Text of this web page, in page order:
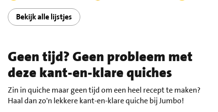
Bekijk alle lijstjes
Geen tijd? Geen probleem met
deze kant-en-klare quiches
Zin in quiche maar geen tijd om een heel recept te maken?
Haal dan zo'n lekkere kant-en-klare quiche bij Jumbo!